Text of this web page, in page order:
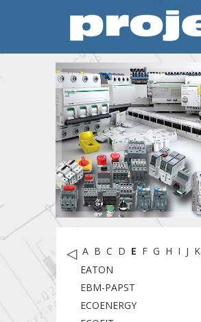
◁ A B C D E F G H I J K
EATON
EBM-PAPST
ECOENERGY